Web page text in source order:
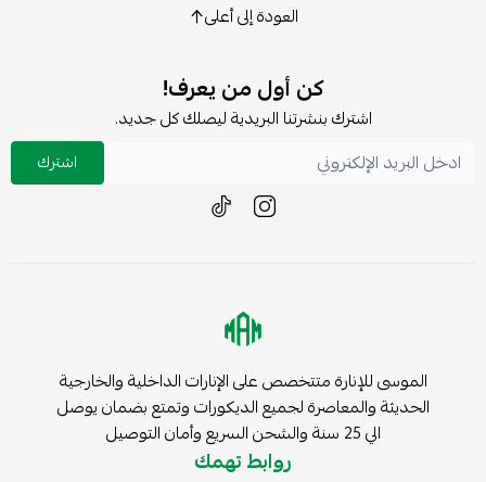
العودة إلى أعلى
كن أول من يعرف!
اشترك بنشرتنا البريدية ليصلك كل جديد.
اشترك
الموسى للإنارة متتخصص على الإنارات الداخلية والخارجية
الحديثة والمعاصرة لجميع الديكورات وتمتع بضمان يوصل
الي 25 سنة والشحن السريع وأمان التوصيل
روابط تهمك